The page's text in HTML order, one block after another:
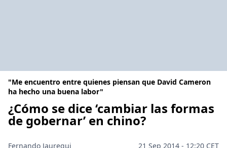
"Me encuentro entre quienes piensan que David Cameron
ha hecho una buena labor"
¿Cómo se dice ‘cambiar las formas
de gobernar’ en chino?
Fernando Jauregui
21 Sep 2014 - 12:20 CET